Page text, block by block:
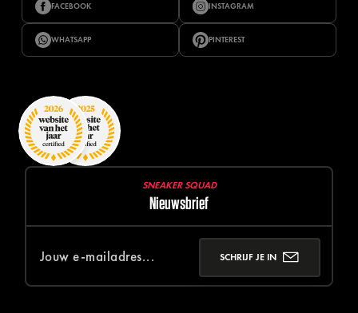
FACEBOOK INSTAGRAM
WHATSAPP PINTEREST
SNEAKER SQUAD
Nieuwsbrief
SCHRIJF JE IN